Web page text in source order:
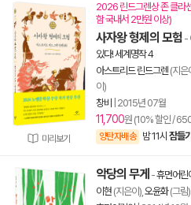
미리보기
2026 린드그렌상 존 클라
함 국내서 2만원 이상)
사자왕 형제의 모험 -
있다! 세계명작 4
아스트리드 린드그렌 (지은
이)
창비
2015년 07월
11,700원 (10% 할인 /
양탄자배송 밤 11시 잠들
악당의 무게 -휴먼어린
이현 (지은이), 오윤화(그림)